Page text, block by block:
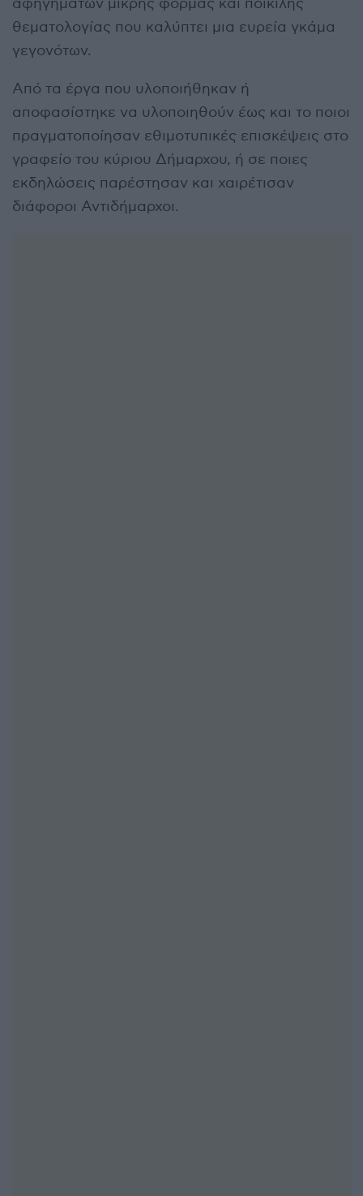
αφηγημάτων μικρής φόρμας και ποικίλης
θεματολογίας που καλύπτει μια ευρεία γκάμα
γεγονότων.
Από τα έργα που υλοποιήθηκαν ή
αποφασίστηκε να υλοποιηθούν έως και το ποιοι
πραγματοποίησαν εθιμοτυπικές επισκέψεις στο
γραφείο του κύριου Δήμαρχου, ή σε ποιες
εκδηλώσεις παρέστησαν και χαιρέτισαν
διάφοροι Αντιδήμαρχοι.